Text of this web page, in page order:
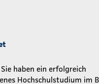
Sie haben ein erfolgreich
Hochschulstudium im